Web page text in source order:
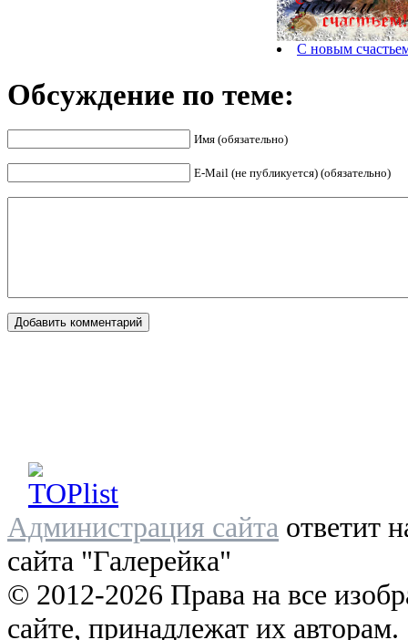
С новым
Обсуждение по теме:
Имя (обязательно)
E-Mail (не публикуется) (обязательно)
Администрация сайта ответит
сайта "Галерейка"
© 2012-2026 Права на все
сайте, принадлежат их авторам.